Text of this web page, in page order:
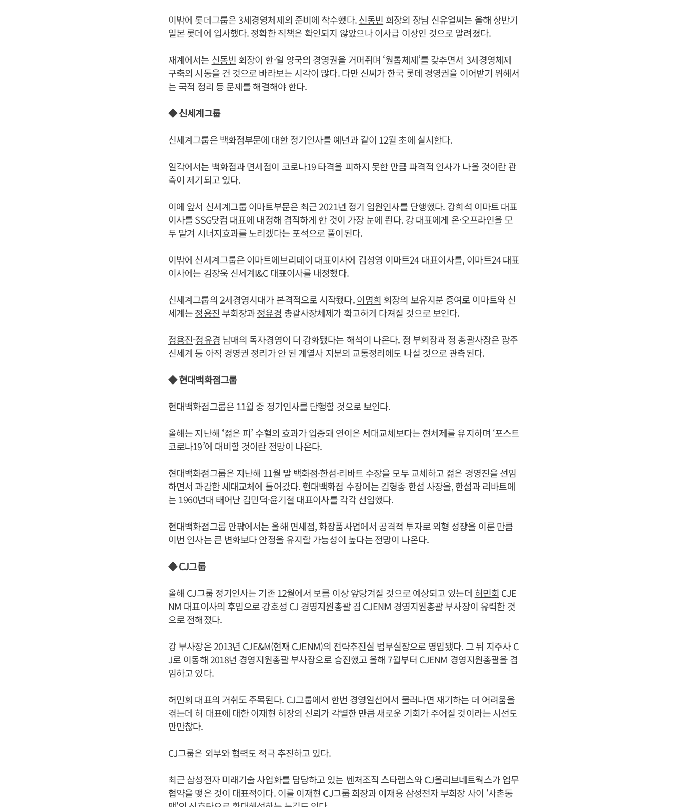
이밖에 롯데그룹은 3세경영체제의 준비에 착수했다.신동빈 회장의 장남 신유열씨는 올해 상반기
일본 롯데에 입사했다. 정확한 직책은 확인되지 않았으나 이사급 이상인 것으로 알려졌다.
재계에서는 신동빈 회장이 한·일 양국의 경영권을 거머쥐며 ‘원톱체제’를 갖추면서 3세경영체제
구축의 시동을 건 것으로 바라보는 시각이 많다. 다만 신씨가 한국 롯데 경영권을 이어받기 위해서
는 국적 정리 등 문제를 해결해야 한다.
◆ 신세계그룹
신세계그룹은 백화점부문에 대한 정기인사를 예년과 같이 12월 초에 실시한다.
일각에서는 백화점과 면세점이 코로나19 타격을 피하지 못한 만큼 파격적 인사가 나올 것이란 관
측이 제기되고 있다.
이에 앞서 신세계그룹 이마트부문은 최근 2021년 정기 임원인사를 단행했다. 강희석 이마트 대표
이사를 SSG닷컴 대표에 내정해 겸직하게 한 것이 가장 눈에 띈다. 강 대표에게 온·오프라인을 모
두 맡겨 시너지효과를 노리겠다는 포석으로 풀이된다.
이밖에 신세계그룹은 이마트에브리데이 대표이사에 김성영 이마트24 대표이사를, 이마트24 대표
이사에는 김장욱 신세계I&C 대표이사를 내정했다.
신세계그룹의 2세경영시대가 본격적으로 시작됐다.이명희 회장의 보유지분 증여로 이마트와 신
세계는정용진부회장과정유경 총괄사장체제가 확고하게 다져질 것으로 보인다.
정용진-정유경 남매의 독자경영이 더 강화됐다는 해석이 나온다. 정 부회장과 정 총괄사장은 광주
신세계 등 아직 경영권 정리가 안 된 계열사 지분의 교통정리에도 나설 것으로 관측된다.
◆ 현대백화점그룹
현대백화점그룹은 11월 중 정기인사를 단행할 것으로 보인다.
올해는 지난해 ‘젊은 피’ 수혈의 효과가 입증돼 연이은 세대교체보다는 현체제를 유지하며 ‘포스트
코로나19’에 대비할 것이란 전망이 나온다.
현대백화점그룹은 지난해 11월 말 백화점·한섬·리바트 수장을 모두 교체하고 젊은 경영진을 선임
하면서 과감한 세대교체에 들어갔다. 현대백화점 수장에는 김형종 한섬 사장을, 한섬과 리바트에
는 1960년대 태어난 김민덕·윤기철 대표이사를 각각 선임했다.
현대백화점그룹 안팎에서는 올해 면세점, 화장품사업에서 공격적 투자로 외형 성장을 이룬 만큼
이번 인사는 큰 변화보다 안정을 유지할 가능성이 높다는 전망이 나온다.
◆ CJ그룹
올해 CJ그룹 정기인사는 기존 12월에서 보름 이상 앞당겨질 것으로 예상되고 있는데 허민회 CJE
NM 대표이사의 후임으로 강호성 CJ 경영지원총괄 겸 CJENM 경영지원총괄 부사장이 유력한 것
으로 전해졌다.
강 부사장은 2013년 CJE&M(현재 CJENM)의 전략추진실 법무실장으로 영입됐다. 그 뒤 지주사 C
J로 이동해 2018년 경영지원총괄 부사장으로 승진했고 올해 7월부터 CJENM 경영지원총괄을 겸
임하고 있다.
허민회 대표의 거취도 주목된다. CJ그룹에서 한번 경영일선에서 물러나면 재기하는 데 어려움을
겪는데 허 대표에 대한 이재현 히장의 신뢰가 각별한 만큼 새로운 기회가 주어질 것이라는 시선도
만만찮다.
CJ그룹은 외부와 협력도 적극 추진하고 있다.
최근 삼성전자 미래기술 사업화를 담당하고 있는 벤처조직 스타랩스와 CJ올리브네트웍스가 업무
협약을 맺은 것이 대표적이다. 이를 이재현 CJ그룹 회장과 이재용 삼성전자 부회장 사이 '사촌동